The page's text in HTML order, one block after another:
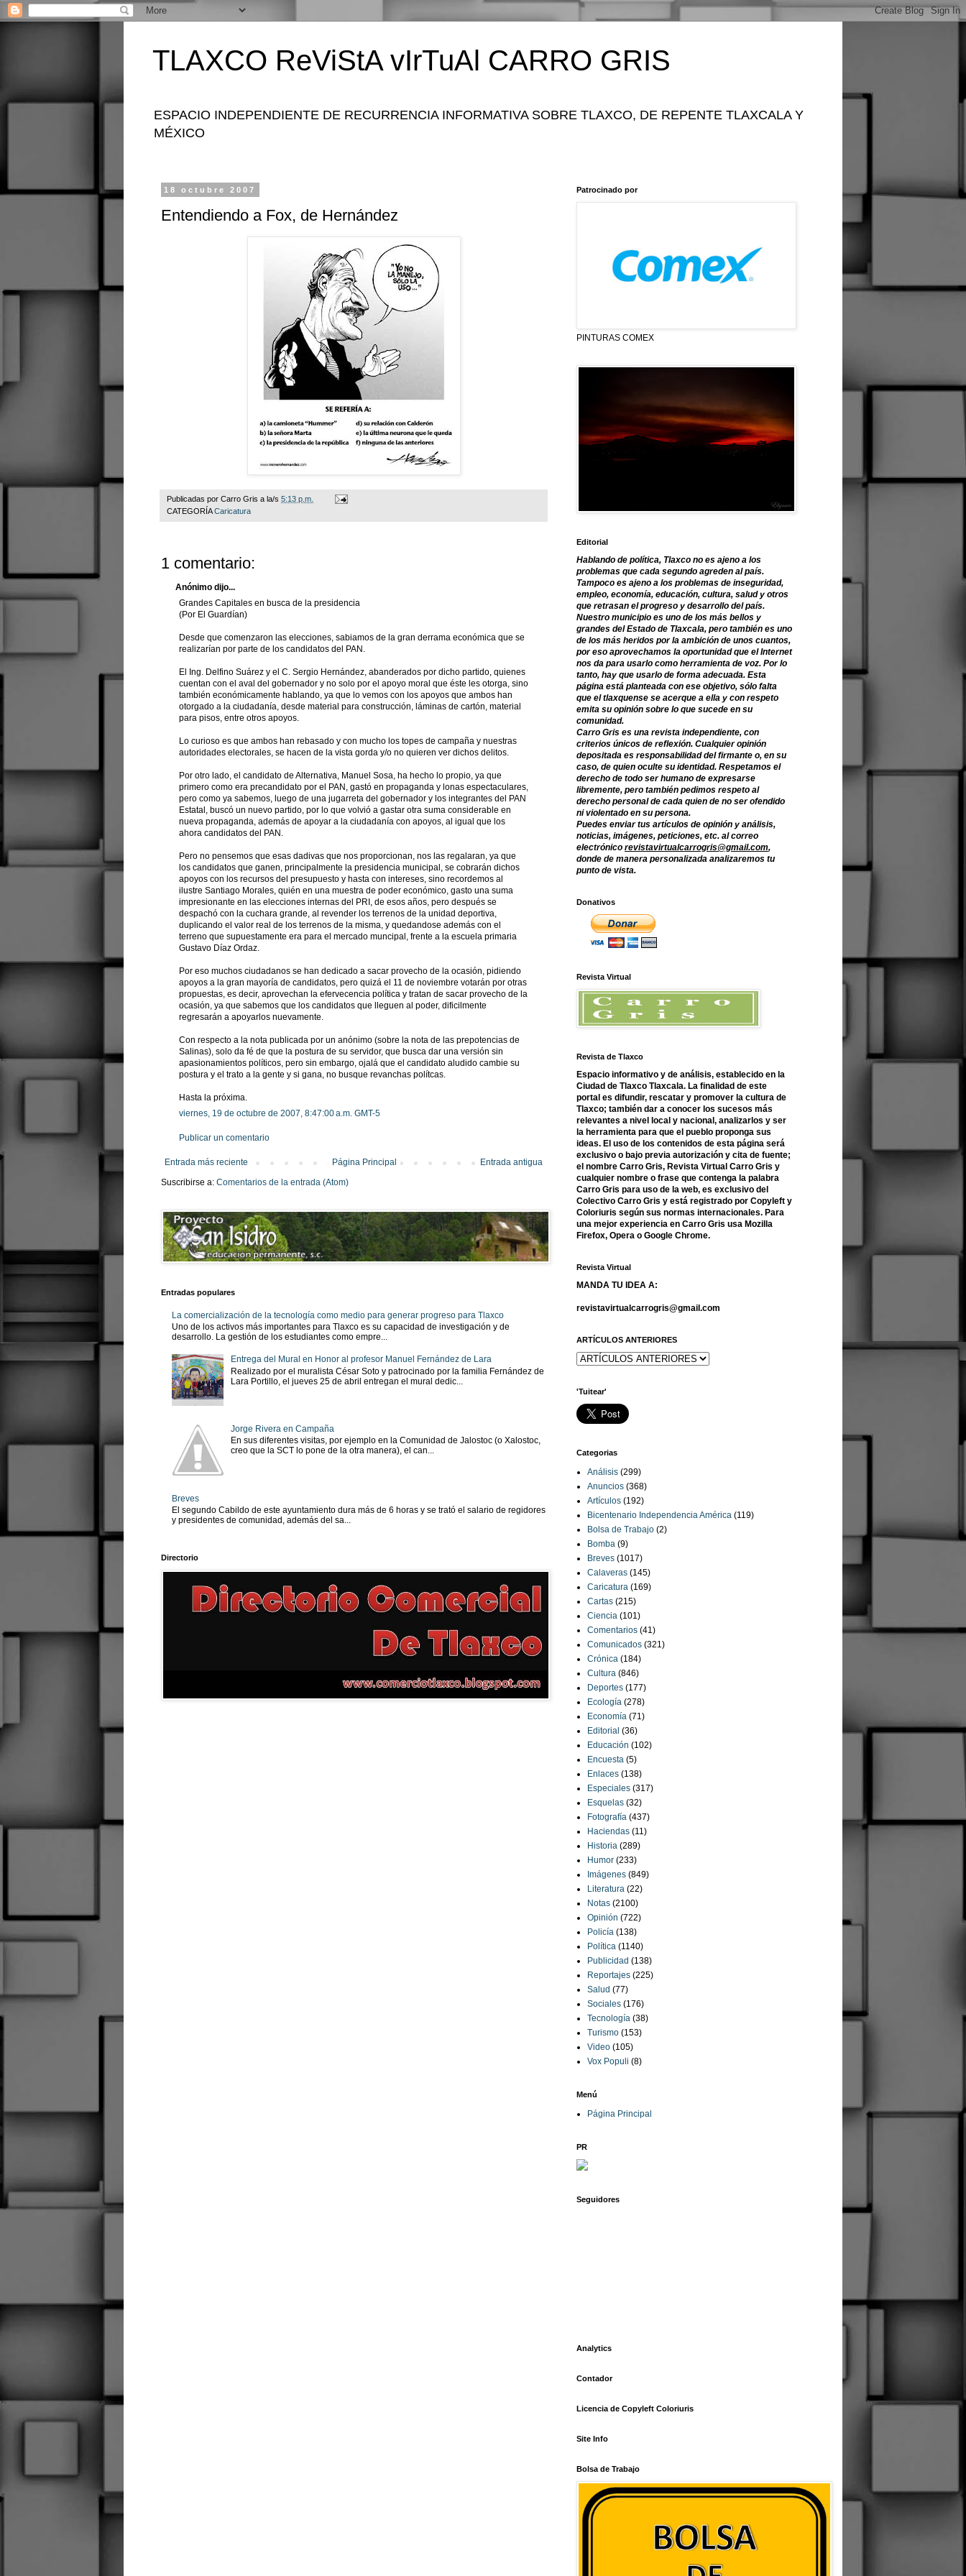
TLAXCO ReViStA vIrTuAl CARRO GRIS
ESPACIO INDEPENDIENTE DE RECURRENCIA INFORMATIVA SOBRE TLAXCO, DE REPENTE TLAXCALA Y
MÉXICO
18 octubre 2007
Entendiendo a Fox, de Hernández
Publicadas por Carro Gris a la/s 5:13 p.m.
CATEGORÍACaricatura
1 comentario:
Anónimo dijo...
Grandes Capitales en busca de la presidencia
(Por El Guardían)
Desde que comenzaron las elecciones, sabiamos de la gran derrama económica que se
realizarían por parte de los candidatos del PAN.
El Ing. Delfino Suárez y el C. Sergio Hernández, abanderados por dicho partido, quienes
cuentan con el aval del gobernador y no solo por el apoyo moral que éste les otorga, sino
también económicamente hablando, ya que lo vemos con los apoyos que ambos han
otorgado a la ciudadanía, desde material para construcción, láminas de cartón, material
para pisos, entre otros apoyos.
Lo curioso es que ambos han rebasado y con mucho los topes de campaña y nuestras
autoridades electorales, se hacen de la vista gorda y/o no quieren ver dichos delitos.
Por otro lado, el candidato de Alternativa, Manuel Sosa, ha hecho lo propio, ya que
primero como era precandidato por el PAN, gastó en propaganda y lonas espectaculares,
pero como ya sabemos, luego de una jugarreta del gobernador y los integrantes del PAN
Estatal, buscó un nuevo partido, por lo que volvió a gastar otra suma considerable en
nueva propaganda, además de apoyar a la ciudadanía con apoyos, al igual que los
ahora candidatos del PAN.
Pero no pensemos que esas dadivas que nos proporcionan, nos las regalaran, ya que
los candidatos que ganen, principalmente la presidencia municipal, se cobrarán dichos
apoyos con los recursos del presupuesto y hasta con intereses, sino recordemos al
ilustre Santiago Morales, quién en una muestra de poder económico, gasto una suma
impresionante en las elecciones internas del PRI, de esos años, pero después se
despachó con la cuchara grande, al revender los terrenos de la unidad deportiva,
duplicando el valor real de los terrenos de la misma, y quedandose además con el
terreno que supuestamente era para el mercado muncipal, frente a la escuela primaria
Gustavo Díaz Ordaz.
Por eso muchos ciudadanos se han dedicado a sacar provecho de la ocasión, pidiendo
apoyos a la gran mayoría de candidatos, pero quizá el 11 de noviembre votarán por otras
propuestas, es decir, aprovechan la efervecencia política y tratan de sacar provecho de la
ocasión, ya que sabemos que los candidatos que lleguen al poder, dificilmente
regresarán a apoyarlos nuevamente.
Con respecto a la nota publicada por un anónimo (sobre la nota de las prepotencias de
Salinas), solo da fé de que la postura de su servidor, que busca dar una versión sin
apasionamientos políticos, pero sin embargo, ojalá que el candidato aludido cambie su
postura y el trato a la gente y si gana, no busque revanchas polítcas.
Hasta la próxima.
viernes, 19 de octubre de 2007, 8:47:00 a.m. GMT-5
Publicar un comentario
Entrada más reciente Entrada antigua
Página Principal
Suscribirse a: Comentarios de la entrada (Atom)
Entradas populares
La comercialización de la tecnología como medio para generar progreso para Tlaxco
Uno de los activos más importantes para Tlaxco es su capacidad de investigación y de
desarrollo. La gestión de los estudiantes como empre...
Entrega del Mural en Honor al profesor Manuel Fernández de Lara
Realizado por el muralista César Soto y patrocinado por la familia Fernández de
Lara Portillo, el jueves 25 de abril entregan el mural dedic...
Jorge Rivera en Campaña
En sus diferentes visitas, por ejemplo en la Comunidad de Jalostoc (o Xalostoc,
creo que la SCT lo pone de la otra manera), el can...
Breves
El segundo Cabildo de este ayuntamiento dura más de 6 horas y se trató el salario de regidores
y presidentes de comunidad, además del sa...
Directorio
Patrocinado por
PINTURAS COMEX
Editorial
Hablando de política, Tlaxco no es ajeno a los
problemas que cada segundo agreden al país.
Tampoco es ajeno a los problemas de inseguridad,
empleo, economía, educación, cultura, salud y otros
que retrasan el progreso y desarrollo del país.
Nuestro municipio es uno de los más bellos y
grandes del Estado de Tlaxcala, pero también es uno
de los más heridos por la ambición de unos cuantos,
por eso aprovechamos la oportunidad que el Internet
nos da para usarlo como herramienta de voz. Por lo
tanto, hay que usarlo de forma adecuada. Esta
página está planteada con ese objetivo, sólo falta
que el tlaxquense se acerque a ella y con respeto
emita su opinión sobre lo que sucede en su
comunidad.
Carro Gris es una revista independiente, con
criterios únicos de reflexión. Cualquier opinión
depositada es responsabilidad del firmante o, en su
caso, de quien oculte su identidad. Respetamos el
derecho de todo ser humano de expresarse
libremente, pero también pedimos respeto al
derecho personal de cada quien de no ser ofendido
ni violentado en su persona.
Puedes enviar tus artículos de opinión y análisis,
noticias, imágenes, peticiones, etc. al correo
electrónico revistavirtualcarrogris@gmail.com,
donde de manera personalizada analizaremos tu
punto de vista.
Donativos
Revista Virtual
Revista de Tlaxco
Espacio informativo y de análisis, establecido en la
Ciudad de Tlaxco Tlaxcala. La finalidad de este
portal es difundir, rescatar y promover la cultura de
Tlaxco; también dar a conocer los sucesos más
relevantes a nivel local y nacional, analizarlos y ser
la herramienta para que el pueblo proponga sus
ideas. El uso de los contenidos de esta página será
exclusivo o bajo previa autorización y cita de fuente;
el nombre Carro Gris, Revista Virtual Carro Gris y
cualquier nombre o frase que contenga la palabra
Carro Gris para uso de la web, es exclusivo del
Colectivo Carro Gris y está registrado por Copyleft y
Coloriuris según sus normas internacionales. Para
una mejor experiencia en Carro Gris usa Mozilla
Firefox, Opera o Google Chrome.
Revista Virtual
MANDA TU IDEA A:
revistavirtualcarrogris@gmail.com
ARTÍCULOS ANTERIORES
'Tuitear'
Categorias
Análisis (299)
Anuncios (368)
Artículos (192)
Bicentenario Independencia América (119)
Bolsa de Trabajo (2)
Bomba (9)
Breves (1017)
Calaveras (145)
Caricatura (169)
Cartas (215)
Ciencia (101)
Comentarios (41)
Comunicados (321)
Crónica (184)
Cultura (846)
Deportes (177)
Ecología (278)
Economía (71)
Editorial (36)
Educación (102)
Encuesta (5)
Enlaces (138)
Especiales (317)
Esquelas (32)
Fotografía (437)
Haciendas (11)
Historia (289)
Humor (233)
Imágenes (849)
Literatura (22)
Notas (2100)
Opinión (722)
Policía (138)
Política (1140)
Publicidad (138)
Reportajes (225)
Salud (77)
Sociales (176)
Tecnología (38)
Turismo (153)
Video (105)
Vox Populi (8)
Menú
Página Principal
PR
Seguidores
Analytics
Contador
Licencia de Copyleft Coloriuris
Site Info
Bolsa de Trabajo